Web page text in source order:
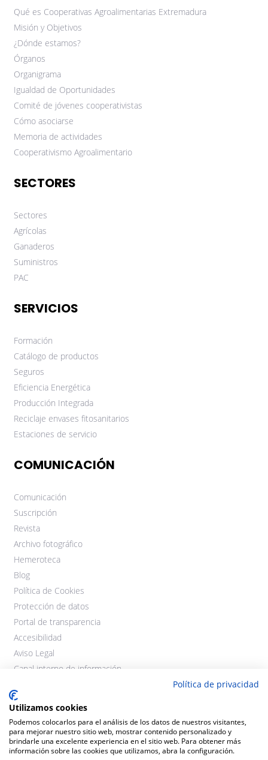
Qué es Cooperativas Agroalimentarias Extremadura
Misión y Objetivos
¿Dónde estamos?
Órganos
Organigrama
Igualdad de Oportunidades
Comité de jóvenes cooperativistas
Cómo asociarse
Memoria de actividades
Cooperativismo Agroalimentario
SECTORES
Sectores
Agrícolas
Ganaderos
Suministros
PAC
SERVICIOS
Formación
Catálogo de productos
Seguros
Eficiencia Energética
Producción Integrada
Reciclaje envases fitosanitarios
Estaciones de servicio
COMUNICACIÓN
Comunicación
Suscripción
Revista
Archivo fotográfico
Hemeroteca
Blog
Política de Cookies
Protección de datos
Portal de transparencia
Accesibilidad
Aviso Legal
Canal interno de información
Política de privacidad
Utilizamos cookies
Podemos colocarlos para el análisis de los datos de nuestros visitantes,
para mejorar nuestro sitio web, mostrar contenido personalizado y
brindarle una excelente experiencia en el sitio web. Para obtener más
información sobre las cookies que utilizamos, abra la configuración.